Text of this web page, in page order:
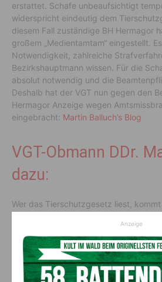
erstattet. Schafe unbeaufsichtigt
widerspricht eindeutig dem
diesem Fall zuständige BH Hermagor
großem „Medientamtam“ eingestellt.
Notwendigkeit, zahlreiche
Bezirkshauptmann wissen. Für die
absolut notwendig und die
Deshalb hat der VGT nun gegen den
Hermagor Anzeige wegen
eingebracht: Martin Balluch’s Blog
VGT-Obmann DDr.
dazu:
Wer das Tierschutzgesetz liest,
Hochgebirge, ohne Unterstand und
zu sehen. Doch weil sich die Praxis
flächendeckend seit dem 2. Weltkrieg
daran nicht rühren. Das kennen wir
Genüge. Z.B. ist ein Vollspaltenboden
Anzeige